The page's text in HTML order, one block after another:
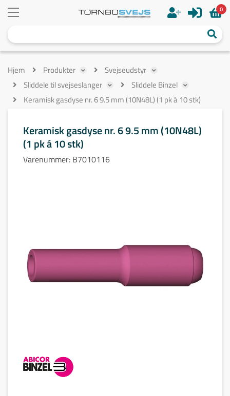
0
Hjem Produkter
Svejseudstyr
Sliddele til svejseslanger
Sliddele Binzel
Keramisk gasdyse nr. 6 9.5 mm (10N48L) (1 pk á 10 stk)
Keramisk gasdyse nr. 6 9.5 mm (10N48L)
(1 pk á 10 stk)
Varenummer: B7010116